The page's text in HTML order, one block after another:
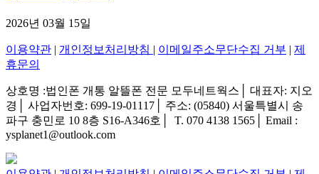
2026년 03월 15일
이용약관 | 개인정보처리방침 | 이메일주소무단수집 거부 | 제
휴문의
상호명 :법인폰 개통 알뜰폰 전문 모두네트웍스│ 대표자: 지오
경│ 사업자번호: 699-19-01117│ 주소: (05840) 서울특별시 송
파구 충민로 10 8층 S16-A346호│ T. 070 4138 1565│ Email :
ysplanet1@outlook.com